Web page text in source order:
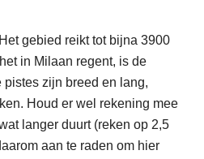
gebied reikt tot bijna 3900
in Milaan regent, is de
zijn breed en lang,
Houd er wel rekening mee
langer duurt (reken op 2,5
aan te raden om hier